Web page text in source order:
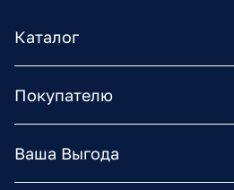
Каталог
Покупателю
Ваша Выгода